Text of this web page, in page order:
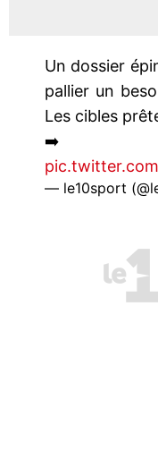
Un dossier
pallier un
Les cibles
➡️
— le10sport